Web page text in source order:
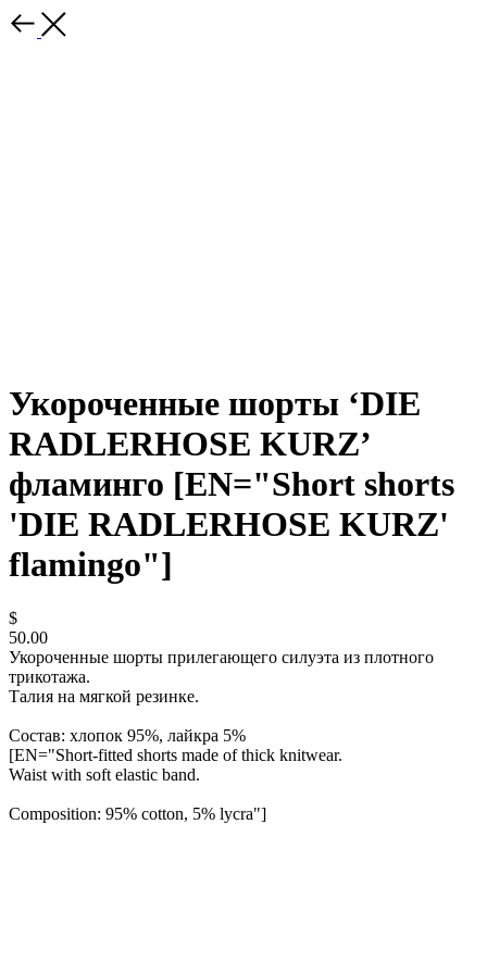
Укороченные шорты ‘DIE
RADLERHOSE KURZ’
фламинго [EN="Short shorts
'DIE RADLERHOSE KURZ'
flamingo"]
$
50.00
Укороченные шорты прилегающего силуэта из плотного
трикотажа.
Талия на мягкой резинке.
Состав: хлопок 95%, лайкра 5%
[EN="Short-fitted shorts made of thick knitwear.
Waist with soft elastic band.
Composition: 95% cotton, 5% lycra"]